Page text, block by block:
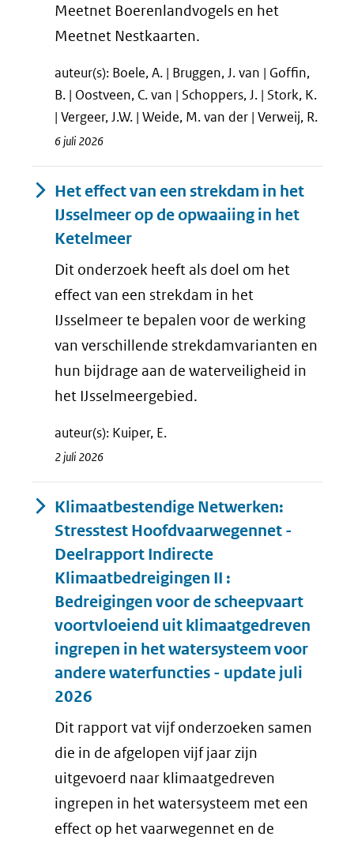
Meetnet Boerenlandvogels en het
Meetnet Nestkaarten.
auteur(s): Boele, A. | Bruggen, J. van | Goffin,
B. | Oostveen, C. van | Schoppers, J. | Stork, K.
| Vergeer, J.W. | Weide, M. van der | Verweij, R.
6 juli 2026
Het effect van een strekdam in het
IJsselmeer op de opwaaiing in het
Ketelmeer
Dit onderzoek heeft als doel om het
effect van een strekdam in het
IJsselmeer te bepalen voor de werking
van verschillende strekdamvarianten en
hun bijdrage aan de waterveiligheid in
het IJsselmeergebied.
auteur(s): Kuiper, E.
2 juli 2026
Klimaatbestendige Netwerken:
Stresstest Hoofdvaarwegennet -
Deelrapport Indirecte
Klimaatbedreigingen II :
Bedreigingen voor de scheepvaart
voortvloeiend uit klimaatgedreven
ingrepen in het watersysteem voor
andere waterfuncties - update juli
2026
Dit rapport vat vijf onderzoeken samen
die in de afgelopen vijf jaar zijn
uitgevoerd naar klimaatgedreven
ingrepen in het watersysteem met een
effect op het vaarwegennet en de